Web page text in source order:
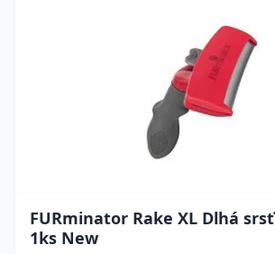
FURminator Rake XL Dlhá
1ks New